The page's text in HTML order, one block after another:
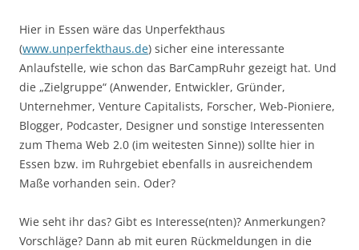
Hier in Essen wäre das Unperfekthaus
(www.unperfekthaus.de) sicher eine interessante
Anlaufstelle, wie schon das BarCampRuhr gezeigt hat. Und
die „Zielgruppe“ (Anwender, Entwickler, Gründer,
Unternehmer, Venture Capitalists, Forscher, Web-Pioniere,
Blogger, Podcaster, Designer und sonstige Interessenten
zum Thema Web 2.0 (im weitesten Sinne)) sollte hier in
Essen bzw. im Ruhrgebiet ebenfalls in ausreichendem
Maße vorhanden sein. Oder?
Wie seht ihr das? Gibt es Interesse(nten)? Anmerkungen?
Vorschläge? Dann ab mit euren Rückmeldungen in die